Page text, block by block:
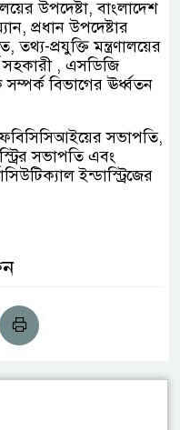
উপদেষ্টা, বাংলাদেশ
প্রধান উপদেষ্টার
তথ্য-প্রযুক্তি মন্ত্রণালয়ের
সহকারী , এসডিজি
বিভাগের ঊর্ধ্বতন
সভাপতি,
সভাপতি এবং
ইন্ডাস্ট্রিজের